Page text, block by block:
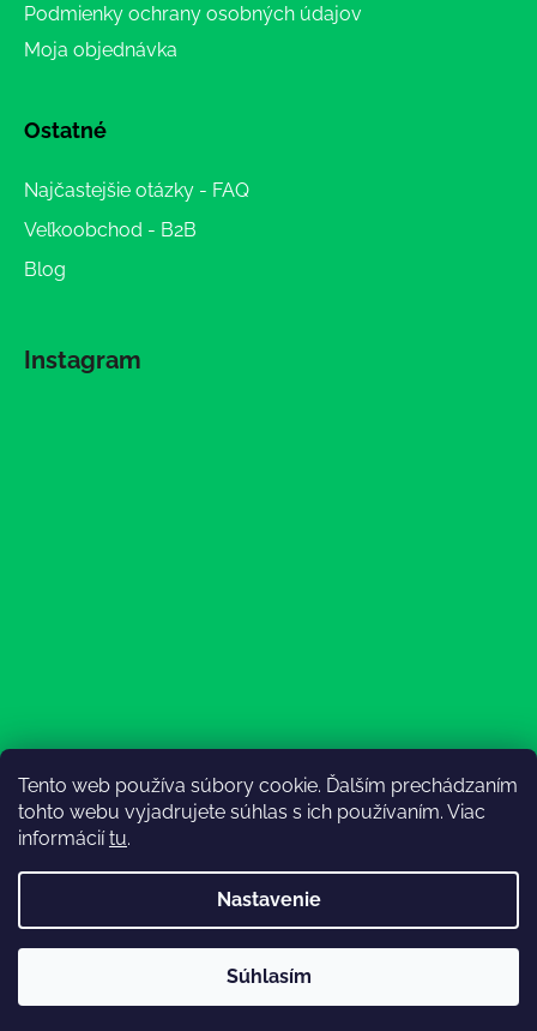
Tento web používa súbory cookie. Ďalším prechádzaním
tohto webu vyjadrujete súhlas s ich používaním. Viac
informáciítu.
Nastavenie
Súhlasím
💚Doprava od 130€ zadarmo💚
Podmienky ochrany osobných údajov
Moja objednávka
Ostatné
Najčastejšie otázky - FAQ
Veľkoobchod - B2B
Blog
Instagram
Sledovať na Instagrame